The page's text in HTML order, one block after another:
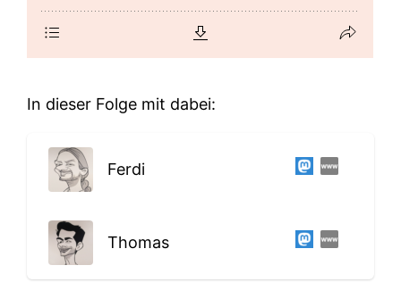
In dieser Folge mit dabei:
Ferdi
Thomas